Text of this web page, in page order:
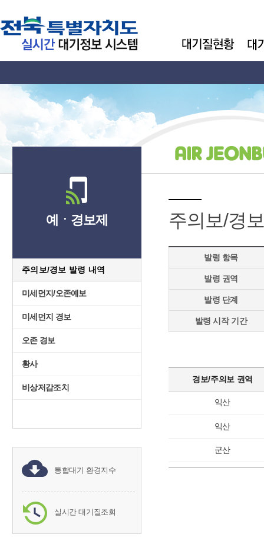
예ㆍ경보제
주의보/경보 발령 내역
미세먼지/오존예보
미세먼지 경보
오존 경보
황사
비상저감조치
통합대기 환경지수
실시간 대기질조회
주의보/경
발령 항목
발령 권역
발령 단계
발령 시작 기간
경보/주의보 권역
익산
익산
군산